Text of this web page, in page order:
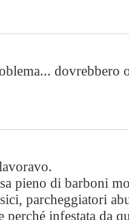
dovrebbero
pieno di barboni
parcheggiatori
infestata da